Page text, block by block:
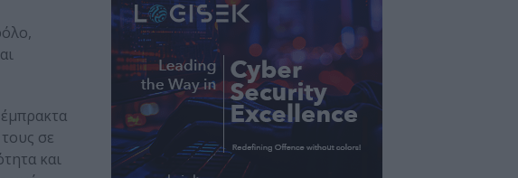
σε
και